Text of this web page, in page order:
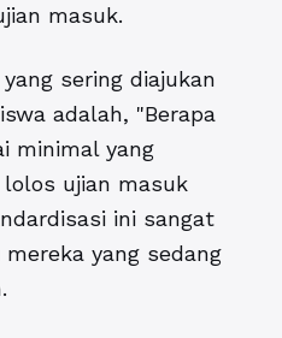
masuk.
sering diajukan
adalah, "Berapa
minimal yang
ujian masuk
ini sangat
yang sedang